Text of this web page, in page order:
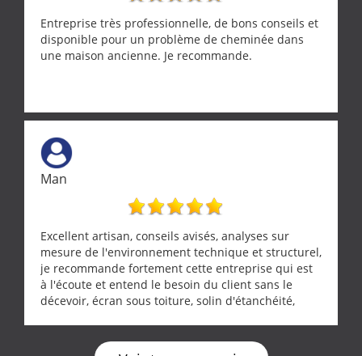
Entreprise très professionnelle, de bons conseils et
disponible pour un problème de cheminée dans
une maison ancienne. Je recommande.
Man
Excellent artisan, conseils avisés, analyses sur
mesure de l'environnement technique et structurel,
je recommande fortement cette entreprise qui est
à l'écoute et entend le besoin du client sans le
décevoir, écran sous toiture, solin d'étanchéité,
œuvre sans besoin d'y revenir. confiance assurée.